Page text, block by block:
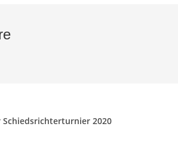
Schiedsrichterturnier 2020